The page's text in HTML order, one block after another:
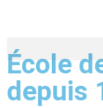
École
depuis